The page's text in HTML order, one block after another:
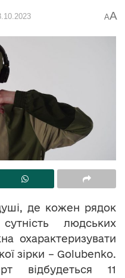
AA
де кожен рядок
людських
охарактеризувати
зірки – Golubenko.
відбудеться 11